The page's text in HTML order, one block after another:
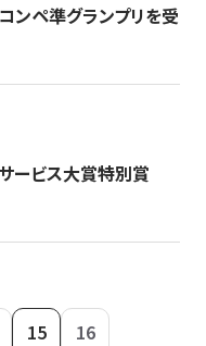
ンペ準グランプリを受
ービス大賞特別賞
15 16